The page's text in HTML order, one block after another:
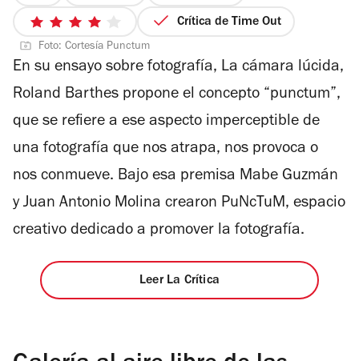
4
de
5
estrellas
Crítica de Time Out
Foto: Cortesía Punctum
En su ensayo sobre fotografía, La cámara lúcida,
Roland Barthes propone el concepto “punctum”,
que se refiere a ese aspecto imperceptible de
una fotografía que nos atrapa, nos provoca o
nos conmueve. Bajo esa premisa Mabe Guzmán
y Juan Antonio Molina crearon PuNcTuM, espacio
creativo dedicado a promover la fotografía.
Leer La Crítica